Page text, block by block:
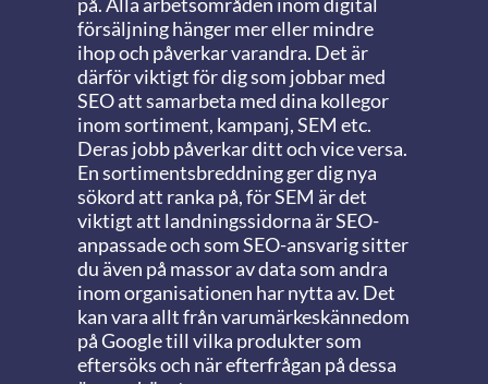
försäljning hänger mer eller mindre
ihop och påverkar varandra. Det är
därför viktigt för dig som jobbar med
SEO att samarbeta med dina kollegor
inom sortiment, kampanj, SEM etc.
Deras jobb påverkar ditt och vice versa.
En sortimentsbreddning ger dig nya
sökord att ranka på, för SEM är det
viktigt att landningssidorna är SEO-
anpassade och som SEO-ansvarig sitter
du även på massor av data som andra
inom organisationen har nytta av. Det
kan vara allt från varumärkeskännedom
på Google till vilka produkter som
eftersöks och när efterfrågan på dessa